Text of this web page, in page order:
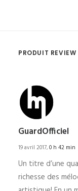
PRODUIT REVIEW
GuardOfficiel
19 avril 2017,0 h 42 min
Un titre d’une
richesse des